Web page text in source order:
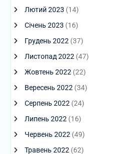
Лютий 2023 (14)
Січень 2023 (16)
Грудень 2022 (37)
Листопад 2022 (47)
Жовтень 2022 (22)
Вересень 2022 (34)
Серпень 2022 (24)
Липень 2022 (16)
Червень 2022 (49)
Травень 2022 (62)